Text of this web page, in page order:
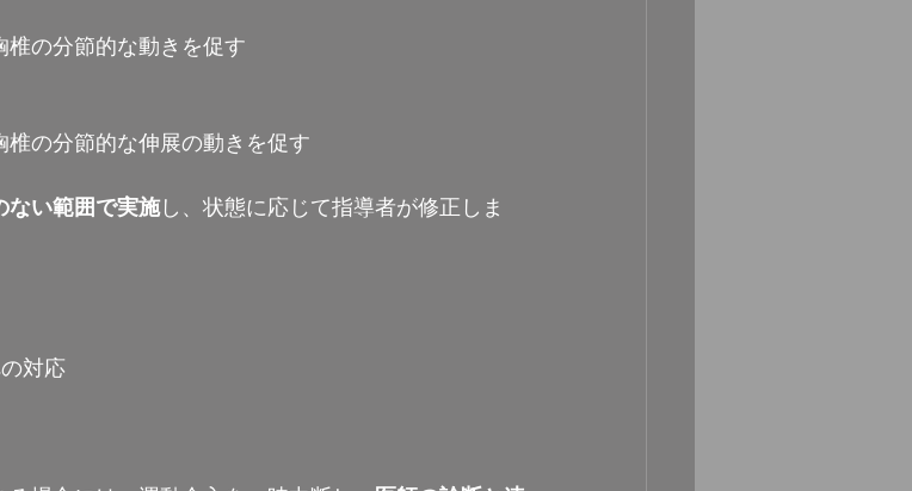
の分節的な動きを促す
の分節的な伸展の動きを促す
ない範囲で実施し、状態に応じて指導者が修正しま
対応